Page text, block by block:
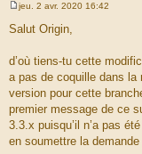
M
e
s
g
e
jeu. 2 avr. 2020 16:42
Salut Origin,
d’où tiens-tu cette
a pas de coquille dans la
version pour cette
premier message de ce
3.3.x puisqu’il n’a pas
en soumettre la demande